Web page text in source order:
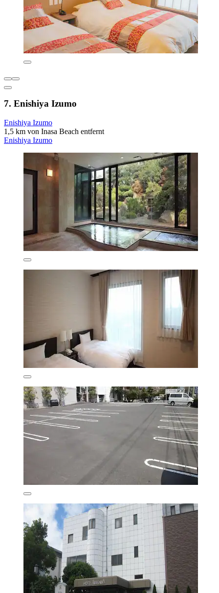
7. Enishiya Izumo
Enishiya Izumo
1,5 km von Inasa Beach entfernt
Enishiya Izumo